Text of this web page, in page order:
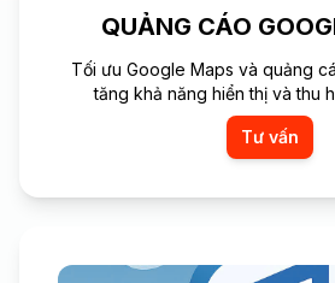
QUẢNG CÁO
Tối ưu Google Maps và quảng
tăng khả năng hiển thị và thu
Tư vấn